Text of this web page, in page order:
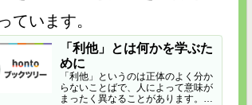
ています。
「利他」とは何かを学ぶた
めに
「利他」というのは正体のよく分か
らないことばで、人によって意味が
まったく異なることがあります。例